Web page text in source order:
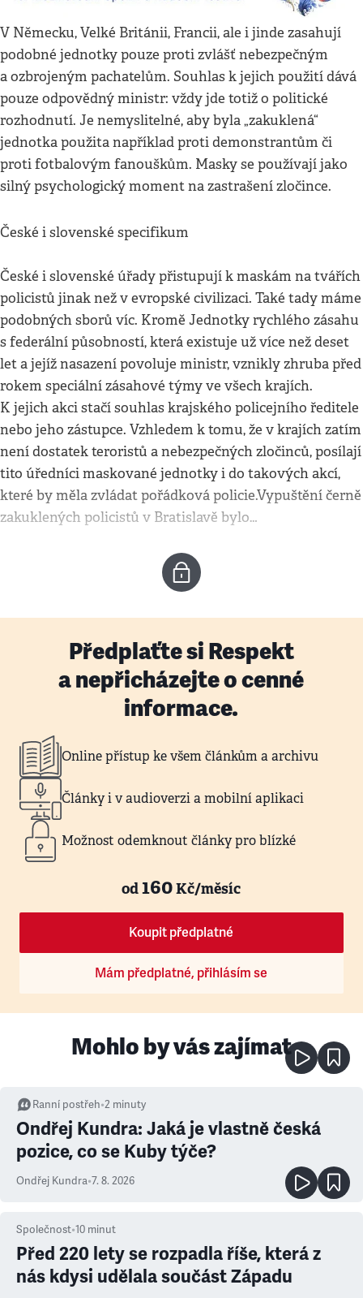
V Německu, Velké Británii, Francii, ale i jinde zasahují
podobné jednotky pouze proti zvlášť nebezpečným
a ozbrojeným pachatelům. Souhlas k jejich použití dává
pouze odpovědný ministr: vždy jde totiž o politické
rozhodnutí. Je nemyslitelné, aby byla „zakuklená“
jednotka použita například proti demonstrantům či
proti fotbalovým fanouškům. Masky se používají jako
silný psychologický moment na zastrašení zločince.
České i slovenské specifikum
České i slovenské úřady přistupují k maskám na tvářích
policistů jinak než v evropské civilizaci. Také tady máme
podobných sborů víc. Kromě Jednotky rychlého zásahu
s federální působností, která existuje už více než deset
let a jejíž nasazení povoluje ministr, vznikly zhruba před
rokem speciální zásahové týmy ve všech krajích.
K jejich akci stačí souhlas krajského policejního ředitele
nebo jeho zástupce. Vzhledem k tomu, že v krajích zatím
není dostatek teroristů a nebezpečných zločinců, posílají
tito úředníci maskované jednotky i do takových akcí,
které by měla zvládat pořádková policie.Vypuštění černě
zakuklených policistů v Bratislavě bylo…
Předplaťte si Respekt
a nepřicházejte o cenné
informace.
Online přístup ke všem článkům a archivu
Články i v audioverzi a mobilní aplikaci
Možnost odemknout články pro blízké
od160Kč/měsíc
Koupit předplatné
Mám předplatné, přihlásím se
Mohlo by vás zajímat
Ranní postřeh•2 minuty
Ondřej Kundra: Jaká je vlastně česká
pozice, co se Kuby týče?
Ondřej Kundra•7. 8. 2026
Společnost•10 minut
Před 220 lety se rozpadla říše, která z
nás kdysi udělala součást Západu